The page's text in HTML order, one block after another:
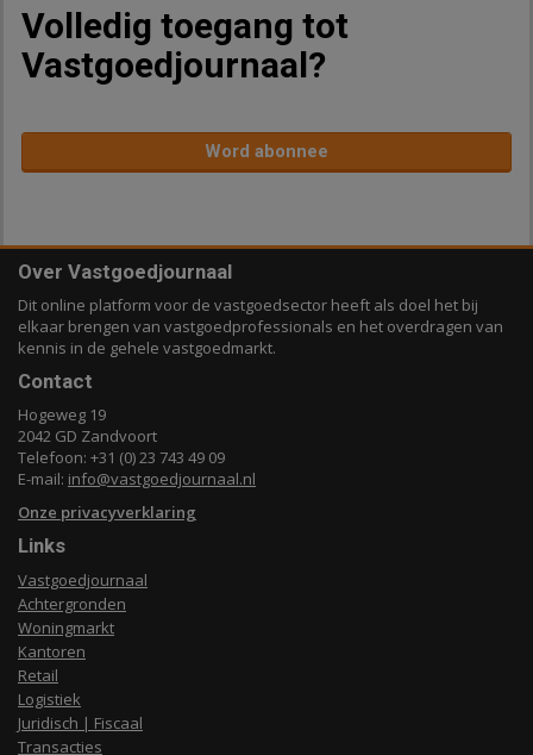
Volledig toegang tot
Vastgoedjournaal?
Word abonnee
Over Vastgoedjournaal
Dit online platform voor de vastgoedsector heeft als doel het bij
elkaar brengen van vastgoedprofessionals en het overdragen van
kennis in de gehele vastgoedmarkt.
Contact
Hogeweg 19
2042 GD Zandvoort
Telefoon: +31 (0) 23 743 49 09
E-mail: info@vastgoedjournaal.nl
Onze privacyverklaring
Links
Vastgoedjournaal
Achtergronden
Woningmarkt
Kantoren
Retail
Logistiek
Juridisch | Fiscaal
Transacties